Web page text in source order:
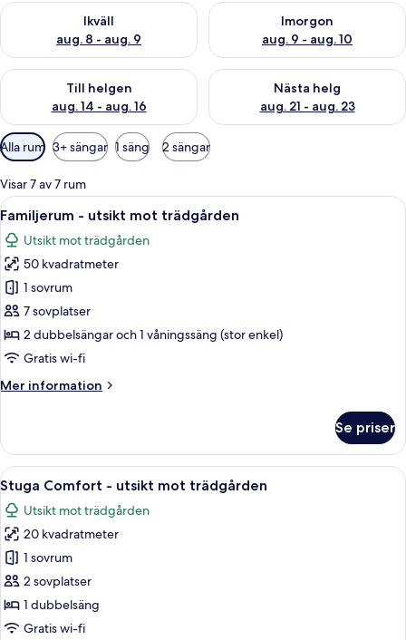
Ikväll
aug. 8 - aug. 9
Kontrollera tillgängligheten för ikväll aug. 8 - aug. 9
Imorgon
aug. 9 - aug. 10
Kontrollera tillgängligheten
Till helgen
aug. 14 - aug. 16
Kontrollera tillgängligheten för den här helgen aug. 14 - aug.
Nästa helg
aug. 21 - aug. 23
Kontrollera tillgängligheten
Tillgängliga
filter
för
rum
Alla rum 3+ sängar 1 säng 2 sängar
Visar 7 av 7 rum
Öppna
alla
foton
för
Familjerum
-
utsikt
mot
Ett mysigt rum med en säng i
9
Familjerum - utsikt mot trädgården
Utsikt mot trädgården
50 kvadratmeter
1 sovrum
7 sovplatser
2 dubbelsängar och 1 våningssäng (stor enkel)
Gratis wi-fi
Mer information
Mer
-
utsikt
mot
trädgården
Se priser
Öppna
alla
foton
för
Stuga
Comfort
-
utsikt
Ett rum med en säng, en sänggavel
5
Stuga Comfort - utsikt mot trädgården
Utsikt mot trädgården
20 kvadratmeter
1 sovrum
2 sovplatser
1 dubbelsäng
Gratis wi-fi